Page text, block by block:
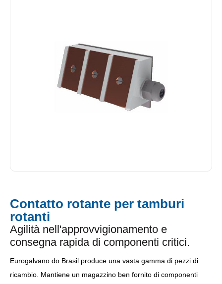
Contatto rotante per tamburi
rotanti
Agilità nell'approvvigionamento e
consegna rapida di componenti critici.
Eurogalvano do Brasil produce una vasta gamma di pezzi di
ricambio. Mantiene un magazzino ben fornito di componenti